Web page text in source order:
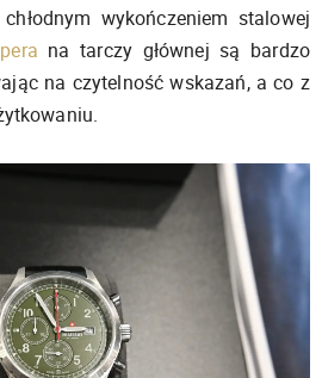
wykończeniem stalowej
na tarczy głównej są bardzo
na czytelność wskazań, a co z